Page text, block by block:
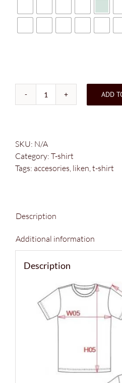
T-
ADD
SKU: N/A
Category: T-shirt
Tags: accesories, liken,t-shirt
Description
Additional information
Description